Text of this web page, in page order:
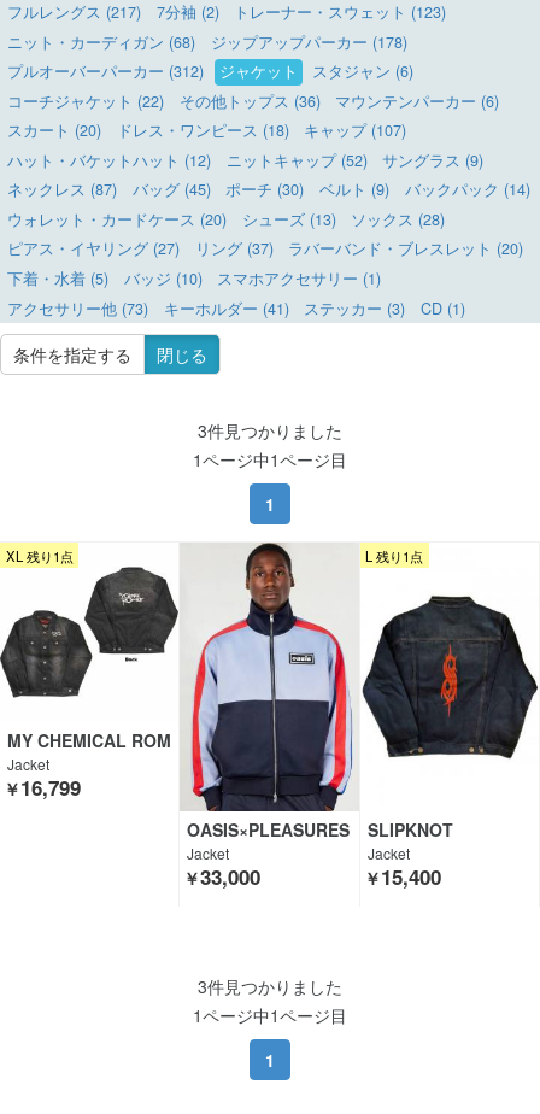
フルレングス (217)
7分袖 (2)
トレーナー・スウェット (123)
ニット・カーディガン (68)
ジップアップパーカー (178)
プルオーバーパーカー (312)
ジャケット
スタジャン (6)
コーチジャケット (22)
その他トップス (36)
マウンテンパーカー (6)
スカート (20)
ドレス・ワンピース (18)
キャップ (107)
ハット・バケットハット (12)
ニットキャップ (52)
サングラス (9)
ネックレス (87)
バッグ (45) ポーチ (30) ベルト (9)
バックパック (14)
ウォレット・カードケース (20)
シューズ (13)
ソックス (28)
ピアス・イヤリング (27)
リング (37)
ラバーバンド・ブレスレット (20)
下着・水着 (5)
バッジ (10)
スマホアクセサリー (1)
アクセサリー他 (73)
キーホルダー (41) ステッカー (3) CD (1)
条件を指定する 閉じる
3件見つかりました
1ページ中1ページ目
1
XL 残り1点
MY CHEMICAL ROM
ANCE
Jacket
￥16,799
OASIS×PLEASURES
Jacket
￥33,000
L 残り1点
SLIPKNOT
Jacket
￥15,400
3件見つかりました
1ページ中1ページ目
1